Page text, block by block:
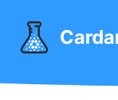
contenu